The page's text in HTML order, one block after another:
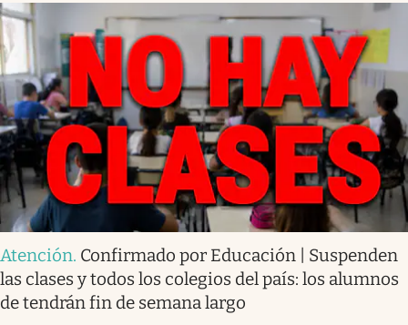
Atención. Confirmado por Educación | Suspenden
las clases y todos los colegios del país: los alumnos
de tendrán fin de semana largo